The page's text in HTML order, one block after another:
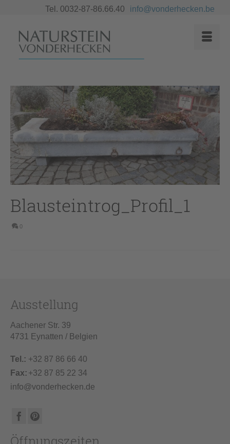
Tel. 0032-87-86.66.40 info@vonderhecken.be
Blausteintrog_Profil_1
0
Ausstellung
Aachener Str. 39
4731 Eynatten / Belgien
Tel.: +32 87 86 66 40
Fax: +32 87 85 22 34
info@vonderhecken.de